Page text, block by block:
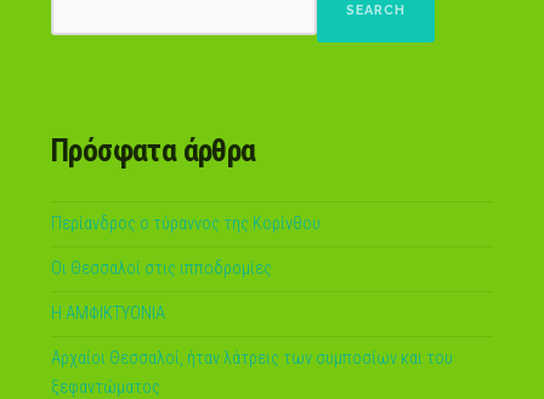
SEARCH
Πρόσφατα άρθρα
Περίανδρος ο τύραννος της Κορίνθου
Οι Θεσσαλοί στις ιπποδρομίες
Η ΑΜΦΙΚΤΥΟΝΙΑ
Αρχαίοι Θεσσαλοί, ήταν λάτρεις των συμποσίων και του
ξεφαντώματος